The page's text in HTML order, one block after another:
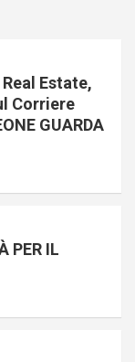
Estate,
Corriere
GUARDA
PER IL